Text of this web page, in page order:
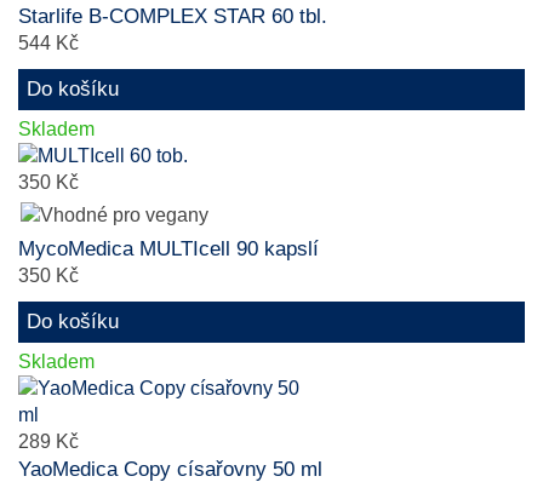
Starlife B-COMPLEX STAR 60 tbl.
544 Kč
Do košíku
Skladem
350 Kč
MycoMedica MULTIcell 90 kapslí
350 Kč
Do košíku
Skladem
289 Kč
YaoMedica Copy císařovny 50 ml